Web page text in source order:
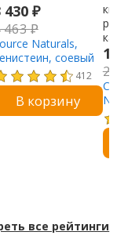
430 ₽
463₽
Naturals,
соевый
1000 мг,
таблеток
412
В корзину
1
2
все рейтинги